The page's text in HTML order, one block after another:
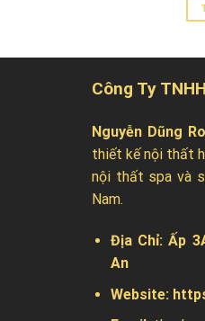
Công Ty
Nguyễn Dũng
thiết kế nội thất
nội thất spa và
Nam.
Địa Chỉ:Ấp
An
Website: